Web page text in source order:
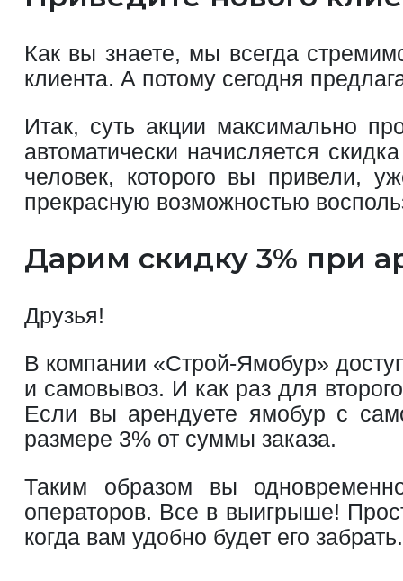
Как вы знаете, мы всегда
клиента. А потому сегодня
Итак, суть акции максимально
автоматически начисляется
человек, которого вы привели,
прекрасную возможностью
Дарим скидку 3% при
Друзья!
В компании «Строй-Ямобур»
и самовывоз. И как раз для
Если вы арендуете ямобур с
размере 3% от суммы заказа.
Таким образом вы
операторов. Все в выигрыше!
когда вам удобно будет его